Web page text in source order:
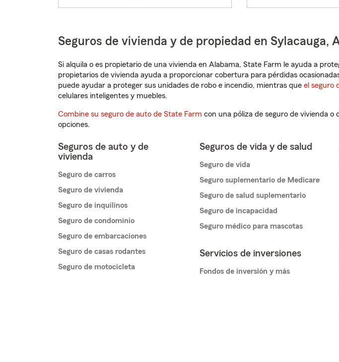
Seguros de vivienda y de propiedad en Sylacauga,
Si alquila o es propietario de una vivienda en Alabama, State Farm le ayuda a
propietarios de vivienda ayuda a proporcionar cobertura para pérdidas
puede ayudar a proteger sus unidades de robo e incendio, mientras que el seguro
celulares inteligentes y muebles.
Combine su seguro de auto de State Farm con una póliza de seguro de vivienda o
opciones.
Seguros de auto y de
vivienda
Seguro de carros
Seguro de vivienda
Seguro de inquilinos
Seguro de condominio
Seguro de embarcaciones
Seguro de casas rodantes
Seguro de motocicleta
Seguros de vida y de salud
Seguro de vida
Seguro suplementario de Medicare
Seguro de salud suplementario
Seguro de incapacidad
Seguro médico para mascotas
Servicios de inversiones
Fondos de inversión y más